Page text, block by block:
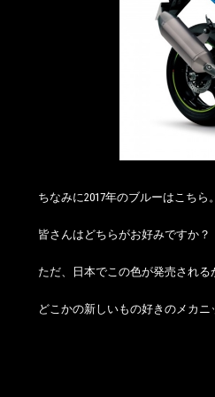
ちなみに2017年のブルーはこちら。
皆さんはどちらがお好みですか？
ただ、日本でこの色が発売される
どこかの新しいもの好きのメカ